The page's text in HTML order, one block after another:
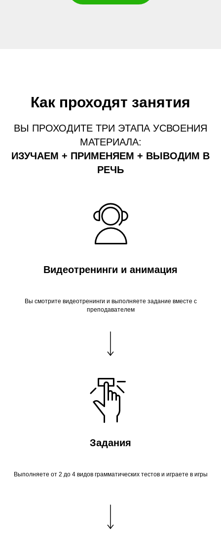
Как проходят занятия
ВЫ ПРОХОДИТЕ ТРИ ЭТАПА УСВОЕНИЯ
МАТЕРИАЛА:
ИЗУЧАЕМ + ПРИМЕНЯЕМ + ВЫВОДИМ В
РЕЧЬ
Видеотренинги и анимация
Вы смотрите видеотренинги и выполняете задание вместе с
преподавателем
Задания
Выполняете от 2 до 4 видов грамматических тестов и играете в игры